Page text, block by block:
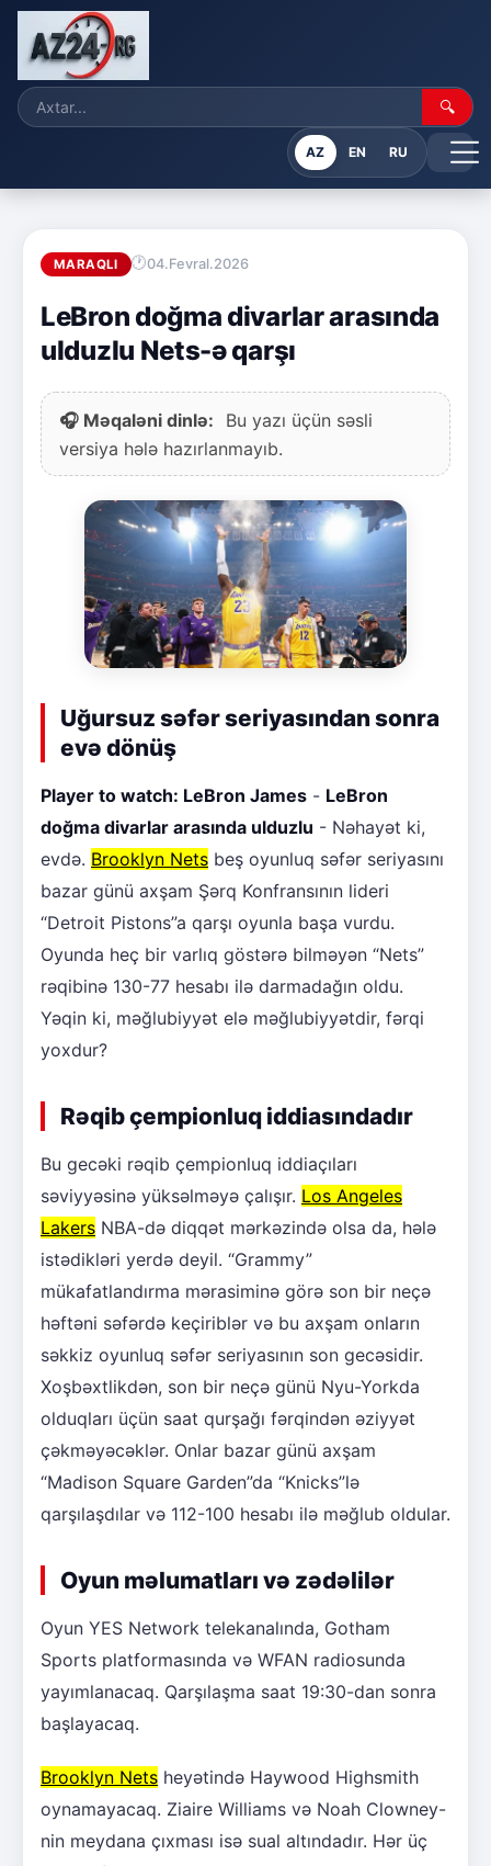
🔍
AZ EN RU
MARAQLI 04.Fevral.2026
LeBron doğma divarlar arasında
ulduzlu Nets-ə qarşı
🎧 Məqaləni dinlə:
Bu yazı üçün səsli
versiya hələ hazırlanmayıb.
Uğursuz səfər seriyasından sonra
evə dönüş
Player to watch: LeBron James - LeBron
doğma divarlar arasında ulduzlu - Nəhayət ki,
evdə. Brooklyn Nets beş oyunluq səfər seriyasını
bazar günü axşam Şərq Konfransının lideri
“Detroit Pistons”a qarşı oyunla başa vurdu.
Oyunda heç bir varlıq göstərə bilməyən “Nets”
rəqibinə 130-77 hesabı ilə darmadağın oldu.
Yəqin ki, məğlubiyyət elə məğlubiyyətdir, fərqi
yoxdur?
Rəqib çempionluq iddiasındadır
Bu gecəki rəqib çempionluq iddiaçıları
səviyyəsinə yüksəlməyə çalışır. Los Angeles
Lakers NBA-də diqqət mərkəzində olsa da, hələ
istədikləri yerdə deyil. “Grammy”
mükafatlandırma mərasiminə görə son bir neçə
həftəni səfərdə keçiriblər və bu axşam onların
səkkiz oyunluq səfər seriyasının son gecəsidir.
Xoşbəxtlikdən, son bir neçə günü Nyu-Yorkda
olduqları üçün saat qurşağı fərqindən əziyyət
çəkməyəcəklər. Onlar bazar günü axşam
“Madison Square Garden”da “Knicks”lə
qarşılaşdılar və 112-100 hesabı ilə məğlub oldular.
Oyun məlumatları və zədəlilər
Oyun YES Network telekanalında, Gotham
Sports platformasında və WFAN radiosunda
yayımlanacaq. Qarşılaşma saat 19:30-dan sonra
başlayacaq.
Brooklyn Nets heyətində Haywood Highsmith
oynamayacaq. Ziaire Williams və Noah Clowney-
nin meydana çıxması isə sual altındadır. Hər üç